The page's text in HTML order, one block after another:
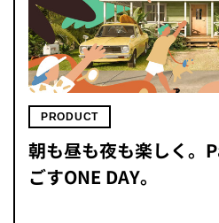
PRODUCT
朝も昼も夜も楽しく。
ごすONE DAY。